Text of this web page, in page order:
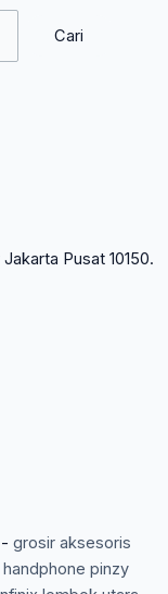
Pusat 10150.
- grosir aksesoris
pinzy